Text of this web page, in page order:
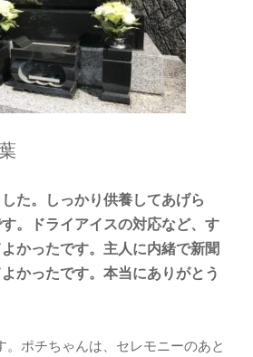
た。しっかり供養してあげら
。ドライアイスの対応など、す
かったです。主人に内緒で新聞
かったです。本当にありがとう
。ポチちゃんは、セレモニーのあと